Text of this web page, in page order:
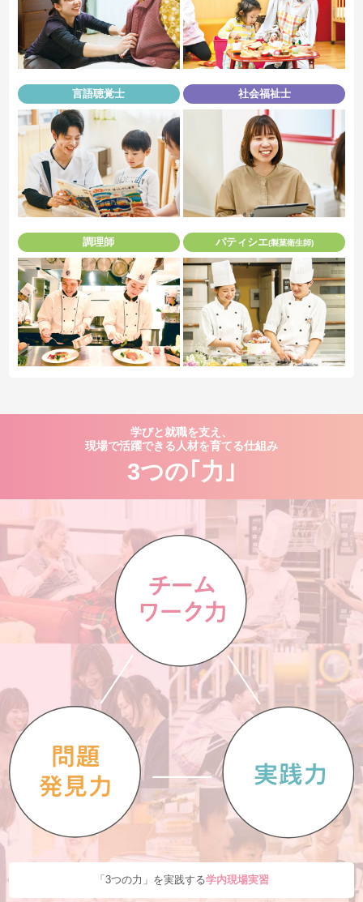
言語聴覚士 社会福祉士
調理師 パティシエ(製菓衛生師)
学びと就職を支え、
現場で活躍できる人材を育てる仕組み
3つの｢力｣
「3つの力」を実践する学内現場実習